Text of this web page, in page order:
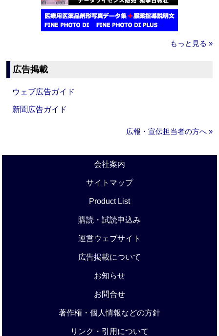
もっと見る »
広告掲載
ウェブ広告ガイド
新聞広告ガイド
広報・宣伝担当者の方へ »
会社案内
サイトマップ
Product List
購読・試読申込み
運営ウェブサイト
広告掲載について
お知らせ
お問合せ
著作権・個人情報などの方針
リンク・引用について